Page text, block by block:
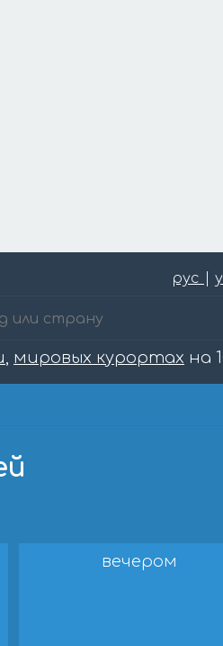
рус
, мировых курортах на
вечером